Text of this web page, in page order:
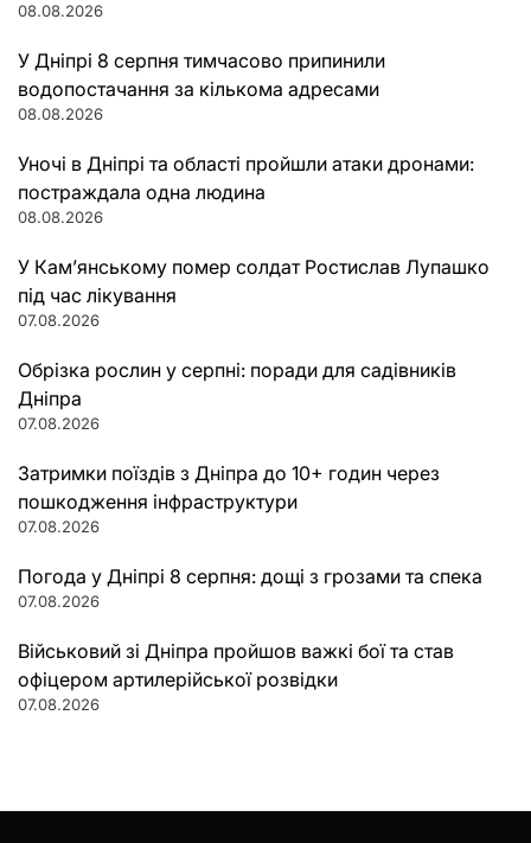
08.08.2026
У Дніпрі 8 серпня тимчасово припинили
водопостачання за кількома адресами
08.08.2026
Уночі в Дніпрі та області пройшли атаки дронами:
постраждала одна людина
08.08.2026
У Кам’янському помер солдат Ростислав Лупашко
під час лікування
07.08.2026
Обрізка рослин у серпні: поради для садівників
Дніпра
07.08.2026
Затримки поїздів з Дніпра до 10+ годин через
пошкодження інфраструктури
07.08.2026
Погода у Дніпрі 8 серпня: дощі з грозами та спека
07.08.2026
Військовий зі Дніпра пройшов важкі бої та став
офіцером артилерійської розвідки
07.08.2026